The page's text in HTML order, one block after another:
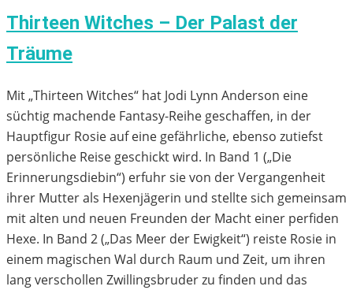
Thirteen Witches – Der Palast der
Träume
Mit „Thirteen Witches“ hat Jodi Lynn Anderson eine
süchtig machende Fantasy-Reihe geschaffen, in der
Hauptfigur Rosie auf eine gefährliche, ebenso zutiefst
persönliche Reise geschickt wird. In Band 1 („Die
Erinnerungsdiebin“) erfuhr sie von der Vergangenheit
ihrer Mutter als Hexenjägerin und stellte sich gemeinsam
mit alten und neuen Freunden der Macht einer perfiden
Hexe. In Band 2 („Das Meer der Ewigkeit“) reiste Rosie in
einem magischen Wal durch Raum und Zeit, um ihren
lang verschollen Zwillingsbruder zu finden und das